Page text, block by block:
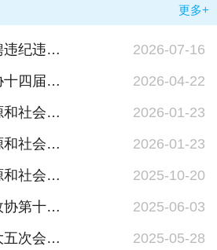
更多+
《事业单位公开招聘违纪违规行为处理规定》政策解读
2026-07-16
关于乌鲁木齐市政协十四届五次会议第098号提案的答复
2026-04-22
乌鲁木齐市人力资源和社会保障局2025年度政府信息公开报告
2026-01-23
乌鲁木齐市人力资源和社会保障局2025年度法治政府建设情况报告
2026-01-23
乌鲁木齐市人力资源和社会保障系统依法依规处理信访事项“导引图”及说明
2025-10-20
关于对乌鲁木齐市政协第十四届四次会议党派团体第009号提案的答复
2025-06-03
关于对市十七届人大五次会议第2057号建议的答复
2025-05-28